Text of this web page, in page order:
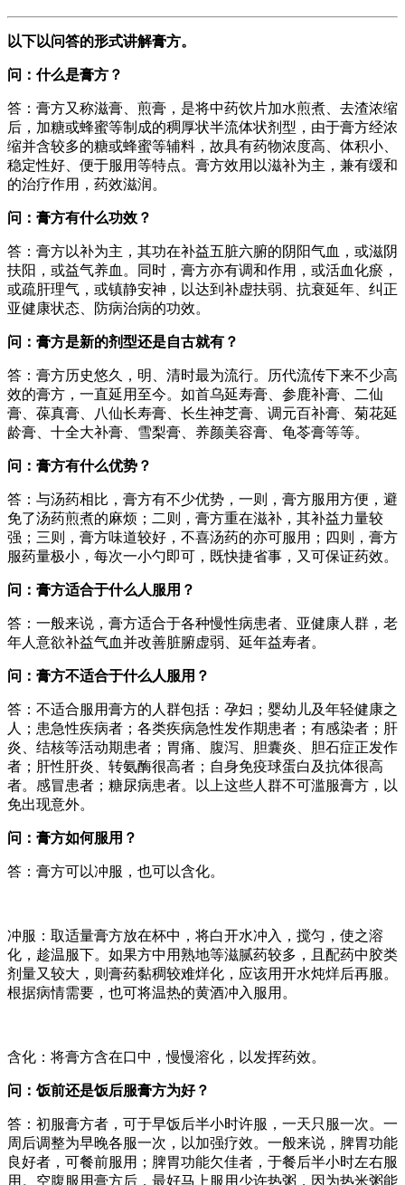
以下以问答的形式讲解膏方。
问：什么是膏方？
答：膏方又称滋膏、煎膏，是将中药饮片加水煎煮、去渣浓缩
后，加糖或蜂蜜等制成的稠厚状半流体状剂型，由于膏方经浓
缩并含较多的糖或蜂蜜等辅料，故具有药物浓度高、体积小、
稳定性好、便于服用等特点。膏方效用以滋补为主，兼有缓和
的治疗作用，药效滋润。
问：膏方有什么功效？
答：膏方以补为主，其功在补益五脏六腑的阴阳气血，或滋阴
扶阳，或益气养血。同时，膏方亦有调和作用，或活血化瘀，
或疏肝理气，或镇静安神，以达到补虚扶弱、抗衰延年、纠正
亚健康状态、防病治病的功效。
问：膏方是新的剂型还是自古就有？
答：膏方历史悠久，明、清时最为流行。历代流传下来不少高
效的膏方，一直延用至今。如首乌延寿膏、参鹿补膏、二仙
膏、葆真膏、八仙长寿膏、长生神芝膏、调元百补膏、菊花延
龄膏、十全大补膏、雪梨膏、养颜美容膏、龟苓膏等等。
问：膏方有什么优势？
答：与汤药相比，膏方有不少优势，一则，膏方服用方便，避
免了汤药煎煮的麻烦；二则，膏方重在滋补，其补益力量较
强；三则，膏方味道较好，不喜汤药的亦可服用；四则，膏方
服药量极小，每次一小勺即可，既快捷省事，又可保证药效。
问：膏方适合于什么人服用？
答：一般来说，膏方适合于各种慢性病患者、亚健康人群，老
年人意欲补益气血并改善脏腑虚弱、延年益寿者。
问：膏方不适合于什么人服用？
答：不适合服用膏方的人群包括：孕妇；婴幼儿及年轻健康之
人；患急性疾病者；各类疾病急性发作期患者；有感染者；肝
炎、结核等活动期患者；胃痛、腹泻、胆囊炎、胆石症正发作
者；肝性肝炎、转氨酶很高者；自身免疫球蛋白及抗体很高
者。感冒患者；糖尿病患者。以上这些人群不可滥服膏方，以
免出现意外。
问：膏方如何服用？
答：膏方可以冲服，也可以含化。
冲服：取适量膏方放在杯中，将白开水冲入，搅匀，使之溶
化，趁温服下。如果方中用熟地等滋腻药较多，且配药中胶类
剂量又较大，则膏药黏稠较难烊化，应该用开水炖烊后再服。
根据病情需要，也可将温热的黄酒冲入服用。
含化：将膏方含在口中，慢慢溶化，以发挥药效。
问：饭前还是饭后服膏方为好？
答：初服膏方者，可于早饭后半小时许服，一天只服一次。一
周后调整为早晚各服一次，以加强疗效。一般来说，脾胃功能
良好者，可餐前服用；脾胃功能欠佳者，于餐后半小时左右服
用。空腹服用膏方后，最好马上服用少许热粥，因为热米粥能